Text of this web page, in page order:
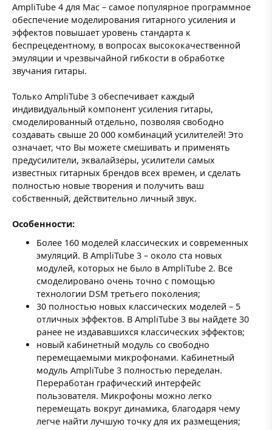
AmpliTube 4 для Mac – cамое популярное программное
обеспечение моделирования гитарного усиления и
эффектов повышает уровень стандарта к
беспрецедентному, в вопросах высококачественной
эмуляции и чрезвычайной гибкости в обработке
звучания гитары.
Только AmpliTube 3 обеспечивает каждый
индивидуальный компонент усиления гитары,
смоделированный отдельно, позволяя свободно
создавать свыше 20 000 комбинаций усилителей! Это
означает, что Вы можете смешивать и применять
предусилители, эквалайзеры, усилители самых
известных гитарных брендов всех времен, и сделать
полностью новые творения и получить ваш
собственный, действительно личный звук.
Особенности:
Более 160 моделей классических и современных
эмуляций. В AmpliTube 3 – около ста новых
модулей, которых не было в AmpliTube 2. Все
смоделировано очень точно с помощью
технологии DSM третьего поколения;
30 полностью новых классических моделей – 5
отличных эффектов. В AmpliTube 3 вы найдете 30
ранее не издававшихся классических эффектов;
новый кабинетный модуль со свободно
перемещаемыми микрофонами. Кабинетный
модуль AmpliTube 3 полностью переделан.
Переработан графический интерфейс
пользователя. Микрофоны можно легко
перемещать вокруг динамика, благодаря чему
легче найти лучшую точку для их размещения;